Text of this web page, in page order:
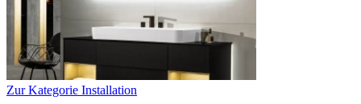
Zur Kategorie Installation